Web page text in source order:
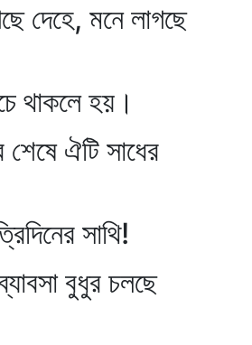
দেহে, মনে লাগছে
হয়।
শেষে ঐটি সাধের
সাথি!
বুধুর চলছে